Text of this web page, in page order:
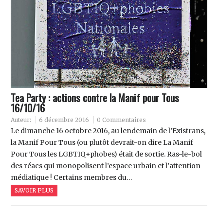
Tea Party : actions contre la Manif pour Tous
16/10/16
Auteur: 6 décembre 2016 0 Commentaires
Le dimanche 16 octobre 2016, au lendemain de l’Existrans,
la Manif Pour Tous (ou plutôt devrait-on dire La Manif
Pour Tous les LGBTIQ+phobes) était de sortie. Ras-le-bol
des réacs qui monopolisent l’espace urbain et l’attention
médiatique ! Certains membres du…
SAVOIR PLUS